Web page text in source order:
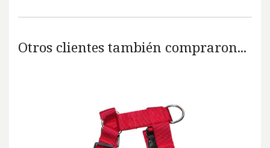
Otros clientes también compraron...